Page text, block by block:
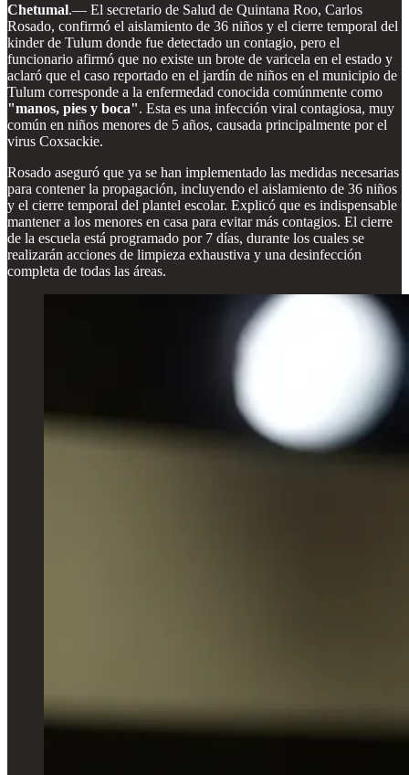
Chetumal.— El secretario de Salud de Quintana Roo, Carlos
Rosado, confirmó el aislamiento de 36 niños y el cierre temporal del
kinder de Tulum donde fue detectado un contagio, pero el
funcionario afirmó que no existe un brote de varicela en el estado y
aclaró que el caso reportado en el jardín de niños en el municipio de
Tulum corresponde a la enfermedad conocida comúnmente como
"manos, pies y boca". Esta es una infección viral contagiosa, muy
común en niños menores de 5 años, causada principalmente por el
virus Coxsackie.
Rosado aseguró que ya se han implementado las medidas necesarias
para contener la propagación, incluyendo el aislamiento de 36 niños
y el cierre temporal del plantel escolar. Explicó que es indispensable
mantener a los menores en casa para evitar más contagios. El cierre
de la escuela está programado por 7 días, durante los cuales se
realizarán acciones de limpieza exhaustiva y una desinfección
completa de todas las áreas.